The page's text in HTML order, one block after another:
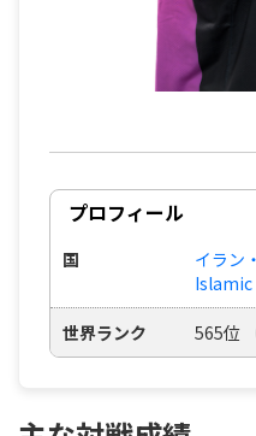
プロフィール
国
イラン
Islamic
世界ランク 565位